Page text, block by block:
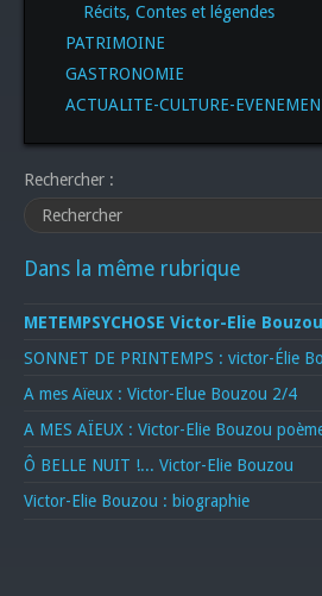
Récits, Contes et légendes
PATRIMOINE
GASTRONOMIE
ACTUALITE-CULTURE-
Rechercher :
Dans la même rubrique
METEMPSYCHOSE Victor-Elie
SONNET DE PRINTEMPS : victor-Élie
A mes Aïeux : Victor-Elue Bouzou 2/4
A MES AÏEUX : Victor-Elie Bouzou
Ô BELLE NUIT !... Victor-Elie Bouzou
Victor-Elie Bouzou : biographie